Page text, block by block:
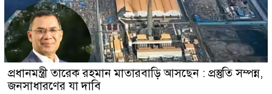
প্রধানমন্ত্রী তারেক রহমান মাতারবাড়ি আসছেন : প্রস্তুতি সম্পন্ন,
জনসাধারণের যা দাবি